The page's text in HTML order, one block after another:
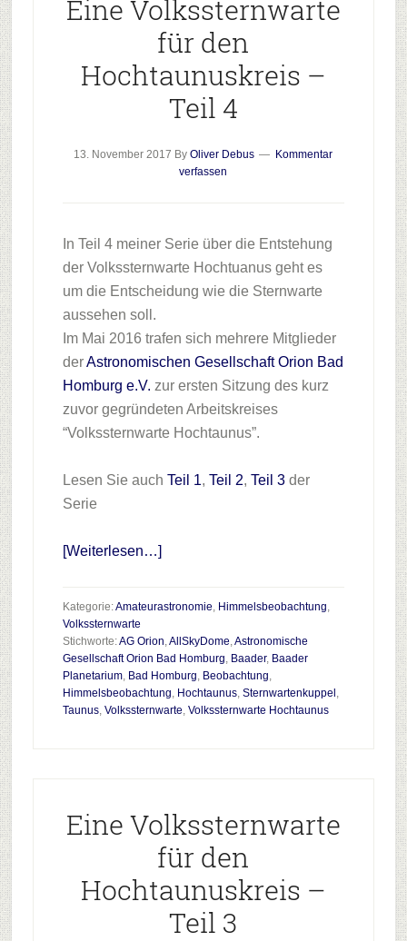
Eine Volkssternwarte
für den
Hochtaunuskreis –
Teil 4
13. November 2017 ByOliver Debus
Kommentar
verfassen
In Teil 4 meiner Serie über die Entstehung
der Volkssternwarte Hochtuanus geht es
um die Entscheidung wie die Sternwarte
aussehen soll.
Im Mai 2016 trafen sich mehrere Mitglieder
derAstronomischen Gesellschaft Orion Bad
Homburg e.V. zur ersten Sitzung des kurz
zuvor gegründeten Arbeitskreises
“Volkssternwarte Hochtaunus”.
Lesen Sie auch Teil 1, Teil 2, Teil 3der
Serie
[Weiterlesen…]Infos
Volkssternwarte
für
den
Hochtaunuskreis
Kategorie:Amateurastronomie, Himmelsbeobachtung,
Volkssternwarte
Stichworte:AG Orion,AllSkyDome,Astronomische
Gesellschaft Orion Bad Homburg, Baader, Baader
Planetarium, Bad Homburg, Beobachtung,
Himmelsbeobachtung, Hochtaunus, Sternwartenkuppel ,
Taunus, Volkssternwarte, Volkssternwarte Hochtaunus
Eine Volkssternwarte
für den
Hochtaunuskreis –
Teil 3